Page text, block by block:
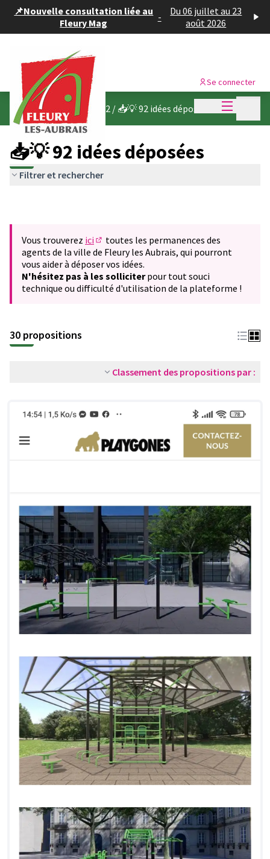
📌Nouvelle consultation liée au
Fleury Mag
-
Du 06 juillet au 23
août 2026
Menu
Se connecter
Budget participatif 2022 / 📥💡 92 idées déposées
📥💡 92 idées déposées
Filtrer et rechercher
Vous trouverez ici
(S'ouvre dans un nouvel onglet)
toutes les permanences des
agents de la ville de Fleury les Aubrais, qui pourront
vous aider à déposer vos idées.
N'hésitez pas à les solliciterpour tout souci
technique ou difficulté d'utilisation de la plateforme !
30 propositions
Classement des propositions par :
Panneau de gestion des cookies